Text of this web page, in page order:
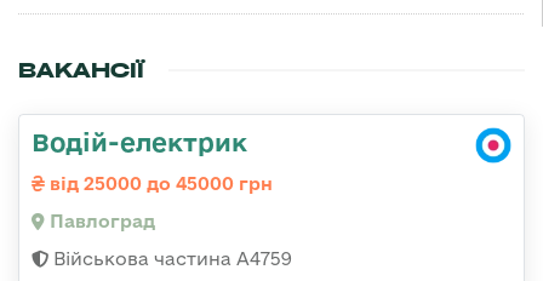
ВАКАНСІЇ
Водій-електрик
від 25000 до 45000 грн
Павлоград
Військова частина А4759